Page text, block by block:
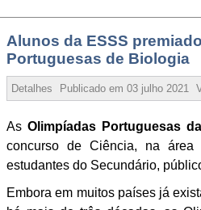
Alunos da ESSS
Portuguesas de Biologia
Detalhes Publicado em 03 julho 2021
AsOlimpíadas Portuguesas
concurso de Ciência, na
estudantes do Secundário,
Embora em muitos países já